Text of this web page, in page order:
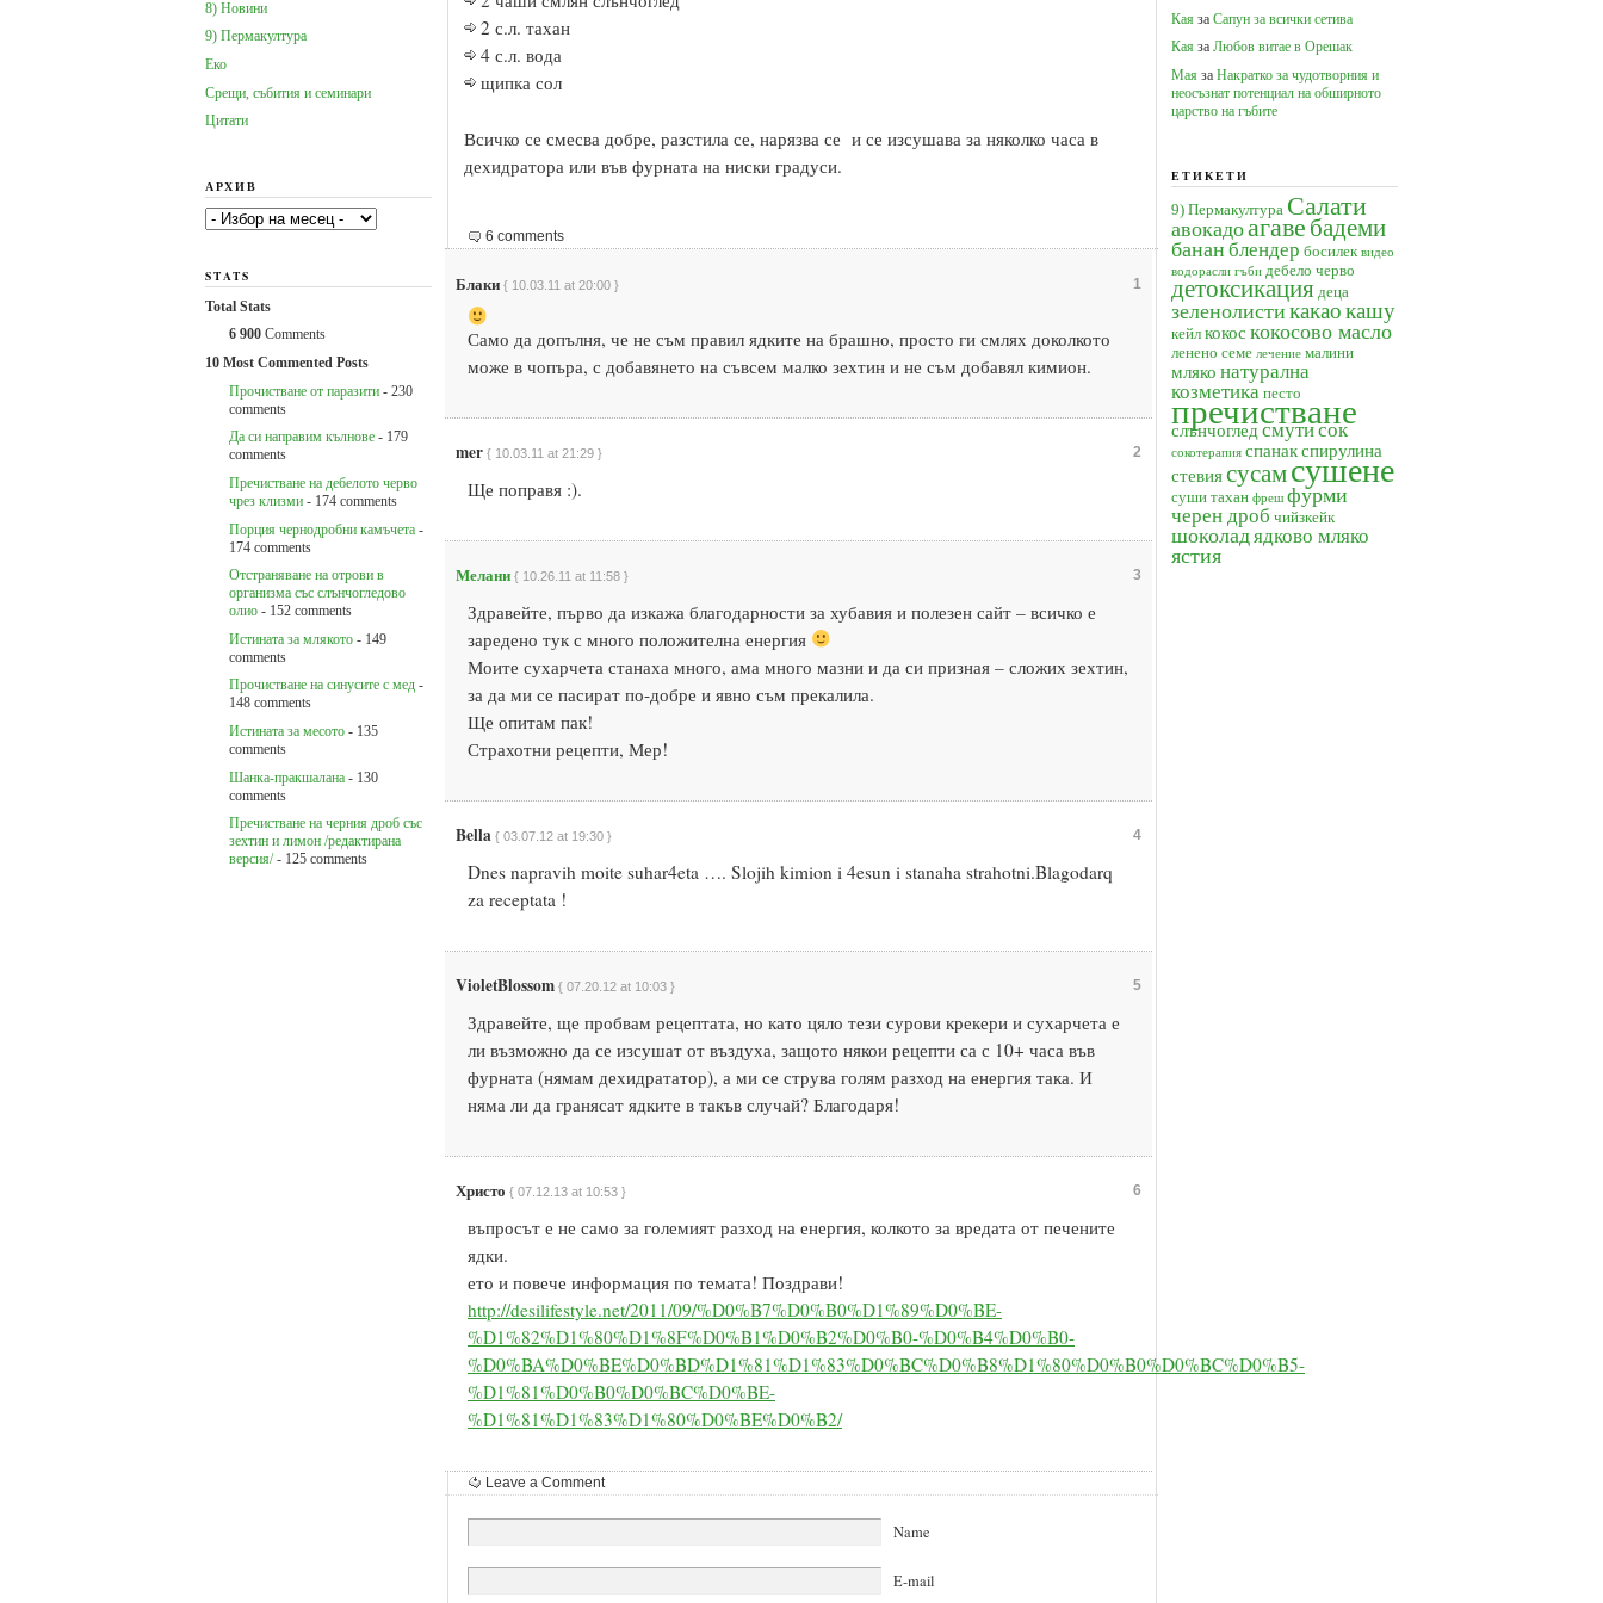
2 с.л. тахан
4 с.л. вода
щипка сол
Всичко се смесва добре, разстила се, нарязва се и се изсушава за няколко часа в
дехидратора или във фурната на ниски градуси.
6 comments
1
Блаки { 10.03.11 at 20:00 }
Само да допълня, че не съм правил ядките на брашно, просто ги смлях доколкото
може в чопъра, с добавянето на съвсем малко зехтин и не съм добавял кимион.
2
mer { 10.03.11 at 21:29 }
Ще поправя :).
3
Мелани { 10.26.11 at 11:58 }
Здравейте, първо да изкажа благодарности за хубавия и полезен сайт – всичко е
заредено тук с много положителна енергия
Моите сухарчета станаха много, ама много мазни и да си призная – сложих зехтин,
за да ми се пасират по-добре и явно съм прекалила.
Ще опитам пак!
Страхотни рецепти, Мер!
4
Bella { 03.07.12 at 19:30 }
Dnes napravih moite suhar4eta …. Slojih kimion i 4esun i stanaha strahotni.Blagodarq
za receptata !
5
VioletBlossom { 07.20.12 at 10:03 }
Здравейте, ще пробвам рецептата, но като цяло тези сурови крекери и сухарчета е
ли възможно да се изсушат от въздуха, защото някои рецепти са с 10+ часа във
фурната (нямам дехидрататор), а ми се струва голям разход на енергия така. И
няма ли да гранясат ядките в такъв случай? Благодаря!
6
Христо { 07.12.13 at 10:53 }
въпросът е не само за големият разход на енергия, колкото за вредата от печените
ядки.
ето и повече информация по темата! Поздрави!
http://desilifestyle.net/2011/09/%D0%B7%D0%B0%D1%89%D0%BE-
%D1%82%D1%80%D1%8F%D0%B1%D0%B2%D0%B0-%D0%B4%D0%B0-
%D0%BA%D0%BE%D0%BD%D1%81%D1%83%D0%BC%D0%B8%D1%80%D0%B0%D0%BC%D0%B5-
%D1%81%D0%B0%D0%BC%D0%BE-
%D1%81%D1%83%D1%80%D0%BE%D0%B2/
Leave a Comment
Name
E-mail
8) Новини
9) Пермакултура
Еко
Срещи, събития и семинари
Цитати
АРХИВ
Архив
STATS
Total Stats
6 900 Comments
10 Most Commented Posts
Прочистване от паразити - 230
comments
Да си направим кълнове - 179
comments
Пречистване на дебелото черво
чрез клизми - 174 comments
Порция чернодробни камъчета -
174 comments
Oтстраняване на отрови в
организма със слънчогледово
олио - 152 comments
Истината за млякото - 149
comments
Прочистване на синусите с мед -
148 comments
Истината за месото - 135
comments
Шанка-пракшалана - 130
comments
Пречистване на черния дроб със
зехтин и лимон /редактирана
версия/ - 125 comments
Кая за Сапун за всички сетива
Кая за Любов витае в Орешак
Мая за Накратко за чудотворния и
неосъзнат потенциал на обширното
царство на гъбите
ЕТИКЕТИ
9) Пермакултура Салати
авокадоагаве бадеми
банан блендер босилек видео
водорасли гъби дебело черво
детоксикация деца
зеленолисти какаокашу
кейл кокос кокосово масло
ленено семе лечение малини
мляко натурална
козметика песто
пречистване
слънчогледсмутисок
сокотерапия спанакспирулина
стевиясусамсушене
суши тахан фреш фурми
черен дроб чийзкейк
шоколадядково мляко
ястия